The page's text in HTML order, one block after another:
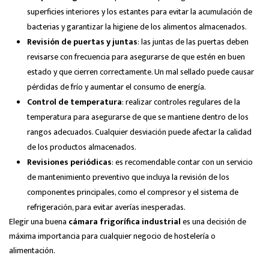
superficies interiores y los estantes para evitar la acumulación de
bacterias y garantizar la higiene de los alimentos almacenados.
Revisión de puertas y juntas: las juntas de las puertas deben
revisarse con frecuencia para asegurarse de que estén en buen
estado y que cierren correctamente. Un mal sellado puede causar
pérdidas de frío y aumentar el consumo de energía.
Control de temperatura: realizar controles regulares de la
temperatura para asegurarse de que se mantiene dentro de los
rangos adecuados. Cualquier desviación puede afectar la calidad
de los productos almacenados.
Revisiones periódicas: es recomendable contar con un servicio
de mantenimiento preventivo que incluya la revisión de los
componentes principales, como el compresor y el sistema de
refrigeración, para evitar averías inesperadas.
Elegir una buena cámara frigorífica industriales una decisión de
máxima importancia para cualquier negocio de hostelería o
alimentación.